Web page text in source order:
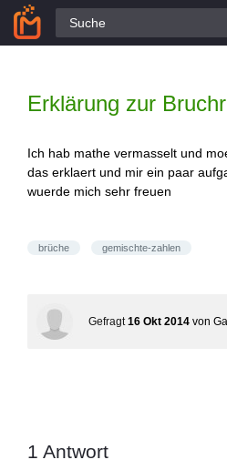
Alle Fragen
Erklärung zur
Ich hab mathe vermasselt und
das erklaert und mir ein paar
wuerde mich sehr freuen
brüche gemischte-zahlen
Gefragt 16 Okt 2014 von
1 Antwort